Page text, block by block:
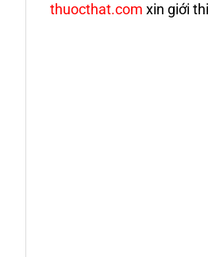
thuocthat.com xin giới